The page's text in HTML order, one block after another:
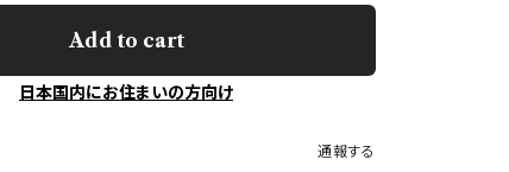
Add to cart
日本国内にお住まいの方向け
通報する